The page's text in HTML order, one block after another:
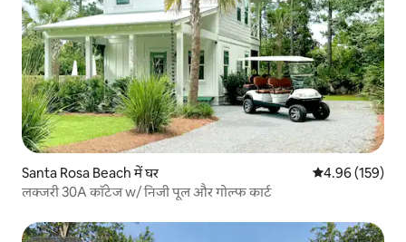
Santa Rosa Beach में घर औसत रेटिंग 5 में से
4.96 (159)
लक्जरी 30A कॉटेज w/ निजी पूल और गोल्फ कार्ट